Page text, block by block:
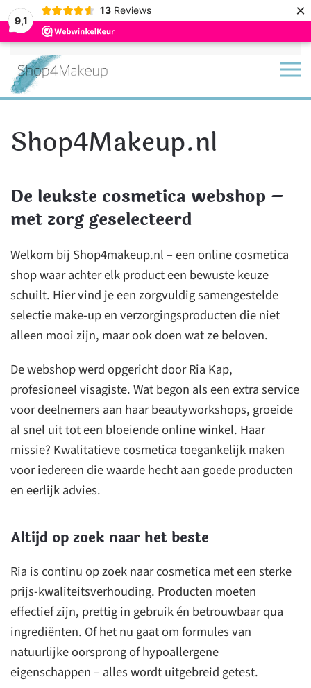
9,1
13 Reviews ×
Terug naar hoofdinhoud
Shop4Makeup.nl
De leukste cosmetica webshop –
met zorg geselecteerd
Welkom bij Shop4makeup.nl – een online cosmetica
shop waar achter elk product een bewuste keuze
schuilt. Hier vind je een zorgvuldig samengestelde
selectie make-up en verzorgingsproducten die niet
alleen mooi zijn, maar ook doen wat ze beloven.
De webshop werd opgericht door Ria Kap,
profesioneel visagiste. Wat begon als een extra service
voor deelnemers aan haar beautyworkshops, groeide
al snel uit tot een bloeiende online winkel. Haar
missie? Kwalitatieve cosmetica toegankelijk maken
voor iedereen die waarde hecht aan goede producten
en eerlijk advies.
Altijd op zoek naar het beste
Ria is continu op zoek naar cosmetica met een sterke
prijs-kwaliteitsverhouding. Producten moeten
effectief zijn, prettig in gebruik én betrouwbaar qua
ingrediënten. Of het nu gaat om formules van
natuurlijke oorsprong of hypoallergene
eigenschappen – alles wordt uitgebreid getest.